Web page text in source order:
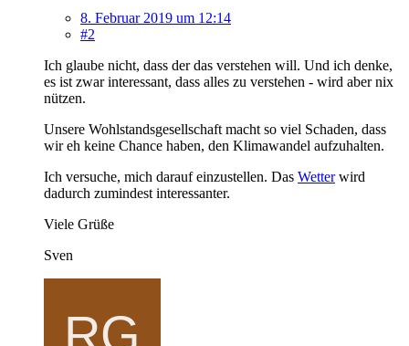
8. Februar 2019 um 12:14
#2
Ich glaube nicht, dass der das verstehen will. Und ich denke,
es ist zwar interessant, dass alles zu verstehen - wird aber nix
nützen.
Unsere Wohlstandsgesellschaft macht so viel Schaden, dass
wir eh keine Chance haben, den Klimawandel aufzuhalten.
Ich versuche, mich darauf einzustellen. Das Wetterwird
dadurch zumindest interessanter.
Viele Grüße
Sven